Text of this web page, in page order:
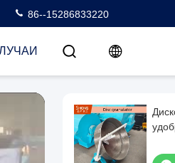
86--15286833220